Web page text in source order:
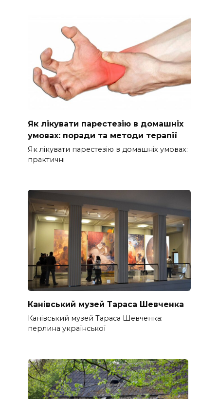
Як лікувати парестезію в домашніх
умовах: поради та методи терапії
Як лікувати парестезію в домашніх умовах:
практичні
Канівський музей Тараса Шевченка
Канівський музей Тараса Шевченка:
перлина української